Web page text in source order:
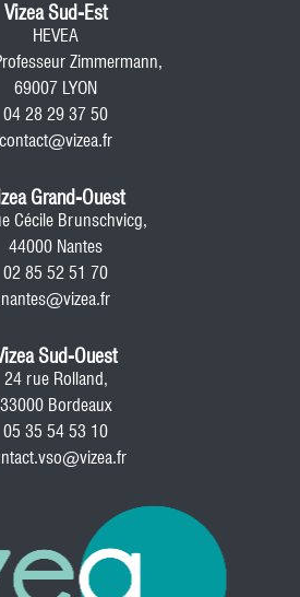
Vizea Sud-Est
HEVEA
Zimmermann,
69007 LYON
04 28 29 37 50
contact@vizea.fr
Grand-Ouest
Cécile Brunschvicg,
44000 Nantes
02 85 52 51 70
nantes@vizea.fr
Sud-Ouest
24 rue Rolland,
33000 Bordeaux
05 35 54 53 10